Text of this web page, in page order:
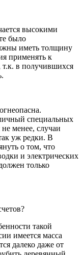
высокими
было
иметь толщину
применять к
т.к. в получившихся
специальных
менее, случаи
уж редки. В
о том, что
и электрических
только
такой
имеется масса
далеко даже от